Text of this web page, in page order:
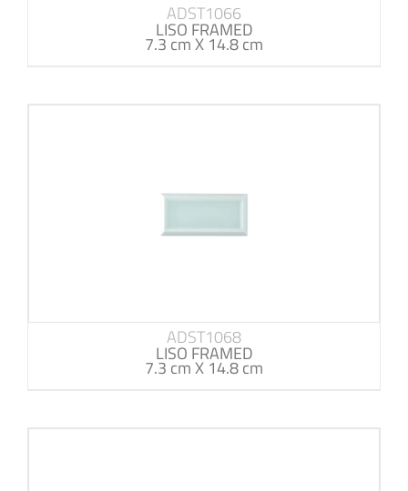
ADST1066
LISO FRAMED
7.3 cm X 14.8 cm
ADST1068
LISO FRAMED
7.3 cm X 14.8 cm